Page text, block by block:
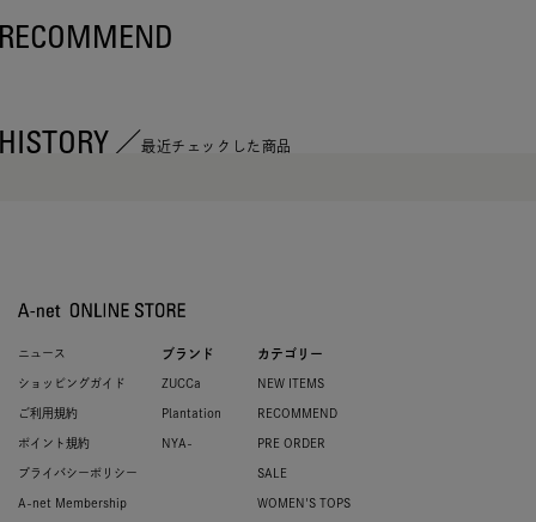
最近チェックした商品
ニュース
ショッピングガイド
ご利用規約
ポイント規約
プライバシーポリシー
A-net Membership
ブランド
ZUCCa
Plantation
NYA-
カテゴリー
NEW ITEMS
RECOMMEND
PRE ORDER
SALE
WOMEN'S TOPS